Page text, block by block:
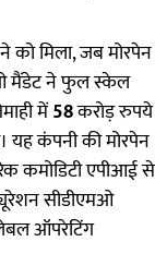
को मिला, जब मोरपेन
मैंडेट ने फुल स्केल
में58करोड़ रुपये
यह कंपनी की मोरपेन
कमोडिटी एपीआई से
सीडीएमओ
ऑपरेटिंग